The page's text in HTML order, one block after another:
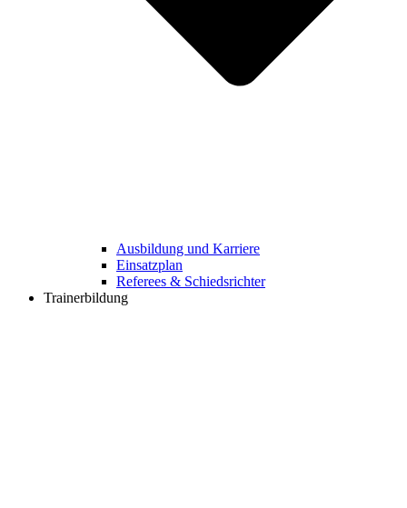
Ausbildung und Karriere
Einsatzplan
Referees & Schiedsrichter
Trainerbildung